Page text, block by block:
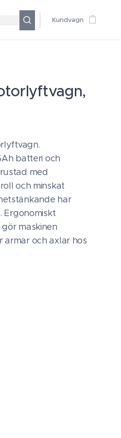
Kundvagn
batteri och
med
och minskat
har
Ergonomiskt
maskinen
armar och axlar hos